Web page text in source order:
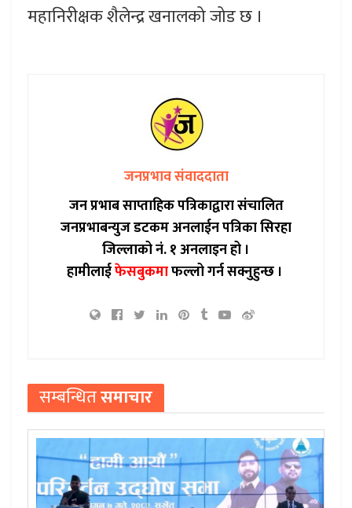
महानिरीक्षक शैलेन्द्र खनालको जोड छ ।
जनप्रभाव संवाददाता
जन प्रभाब साप्ताहिक पत्रिकाद्वारा संचालित
जनप्रभाबन्युज डटकम अनलाईन पत्रिका सिरहा
जिल्लाको नं. १ अनलाइन हो ।
हामीलाईफेसबुकमाफल्लो गर्न सक्नुहुन्छ ।
सम्बन्धितसमाचार